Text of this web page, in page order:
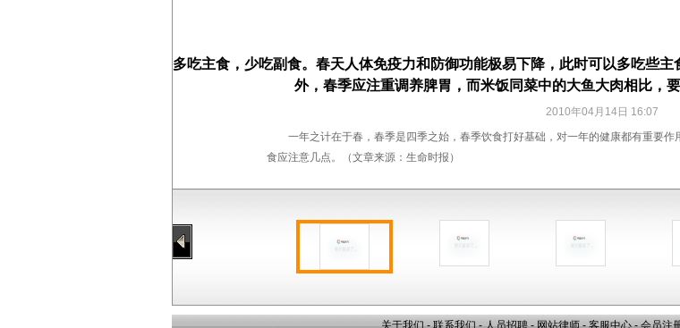
多吃主食，少吃副食。春天人体免疫力和防御功能极易下降，此时可以多吃些
外，春季应注重调养脾胃，而米饭同菜中的大鱼大肉相比，
2010年04月14日 16:07
一年之计在于春，春季是四季之始，春季饮食打好基础，对一年的健康都有重要
食应注意几点。（文章来源：生命时报）
关于我们 - 联系我们 - 人员招聘 - 网站律师 - 客服中心 - 会员注